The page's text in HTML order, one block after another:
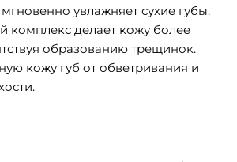
увлажняет сухие губы.
комплекс делает кожу более
образованию трещинок.
кожу губ от обветривания и